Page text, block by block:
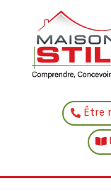
Être